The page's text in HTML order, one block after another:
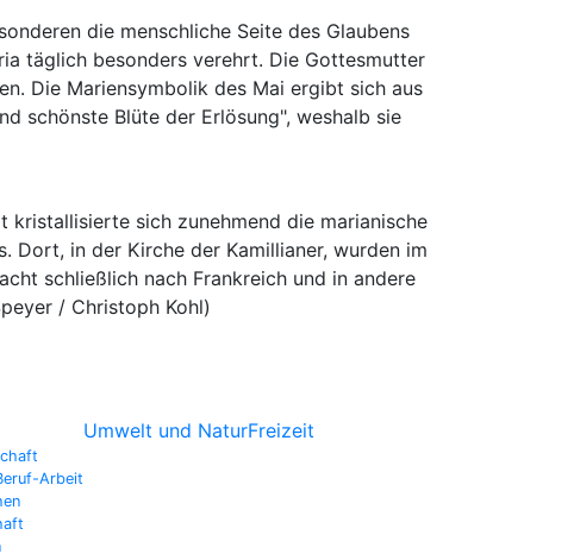
die menschliche Seite des Glaubens
täglich besonders verehrt. Die Gottesmutter
Die Mariensymbolik des Mai ergibt sich aus
schönste Blüte der Erlösung", weshalb sie
sich zunehmend die marianische
Dort, in der Kirche der Kamillianer, wurden im
schließlich nach Frankreich und in andere
/ Christoph Kohl)
Arbeit
Umwelt und NaturFreizeit